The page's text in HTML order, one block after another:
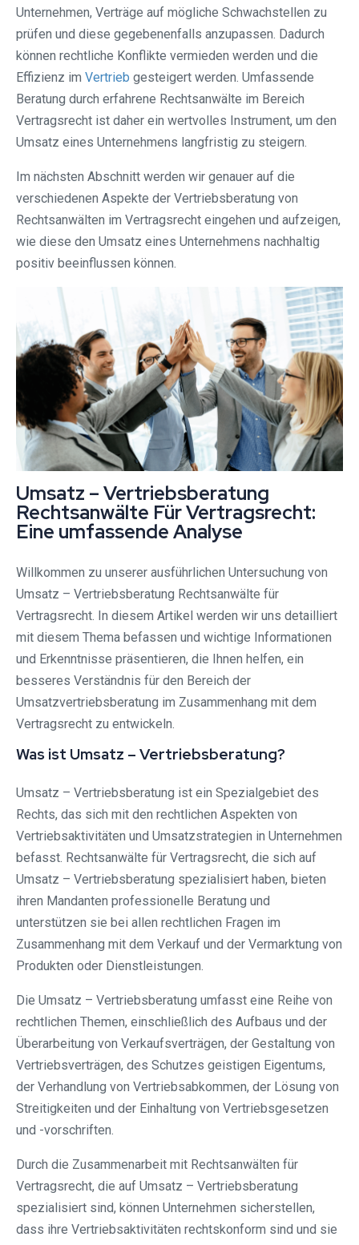
Unternehmen, Verträge auf mögliche Schwachstellen zu
prüfen und diese gegebenenfalls anzupassen. Dadurch
können rechtliche Konflikte vermieden werden und die
Effizienz im Vertrieb gesteigert werden. Umfassende
Beratung durch erfahrene Rechtsanwälte im Bereich
Vertragsrecht ist daher ein wertvolles Instrument, um den
Umsatz eines Unternehmens langfristig zu steigern.
Im nächsten Abschnitt werden wir genauer auf die
verschiedenen Aspekte der Vertriebsberatung von
Rechtsanwälten im Vertragsrecht eingehen und aufzeigen,
wie diese den Umsatz eines Unternehmens nachhaltig
positiv beeinflussen können.
Umsatz – Vertriebsberatung
Rechtsanwälte Für Vertragsrecht:
Eine umfassende Analyse
Willkommen zu unserer ausführlichen Untersuchung von
Umsatz – Vertriebsberatung Rechtsanwälte für
Vertragsrecht. In diesem Artikel werden wir uns detailliert
mit diesem Thema befassen und wichtige Informationen
und Erkenntnisse präsentieren, die Ihnen helfen, ein
besseres Verständnis für den Bereich der
Umsatzvertriebsberatung im Zusammenhang mit dem
Vertragsrecht zu entwickeln.
Was ist Umsatz – Vertriebsberatung?
Umsatz – Vertriebsberatung ist ein Spezialgebiet des
Rechts, das sich mit den rechtlichen Aspekten von
Vertriebsaktivitäten und Umsatzstrategien in Unternehmen
befasst. Rechtsanwälte für Vertragsrecht, die sich auf
Umsatz – Vertriebsberatung spezialisiert haben, bieten
ihren Mandanten professionelle Beratung und
unterstützen sie bei allen rechtlichen Fragen im
Zusammenhang mit dem Verkauf und der Vermarktung von
Produkten oder Dienstleistungen.
Die Umsatz – Vertriebsberatung umfasst eine Reihe von
rechtlichen Themen, einschließlich des Aufbaus und der
Überarbeitung von Verkaufsverträgen, der Gestaltung von
Vertriebsverträgen, des Schutzes geistigen Eigentums,
der Verhandlung von Vertriebsabkommen, der Lösung von
Streitigkeiten und der Einhaltung von Vertriebsgesetzen
und -vorschriften.
Durch die Zusammenarbeit mit Rechtsanwälten für
Vertragsrecht, die auf Umsatz – Vertriebsberatung
spezialisiert sind, können Unternehmen sicherstellen,
dass ihre Vertriebsaktivitäten rechtskonform sind und sie